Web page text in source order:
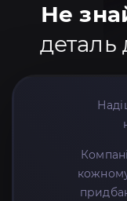
Не
деталь